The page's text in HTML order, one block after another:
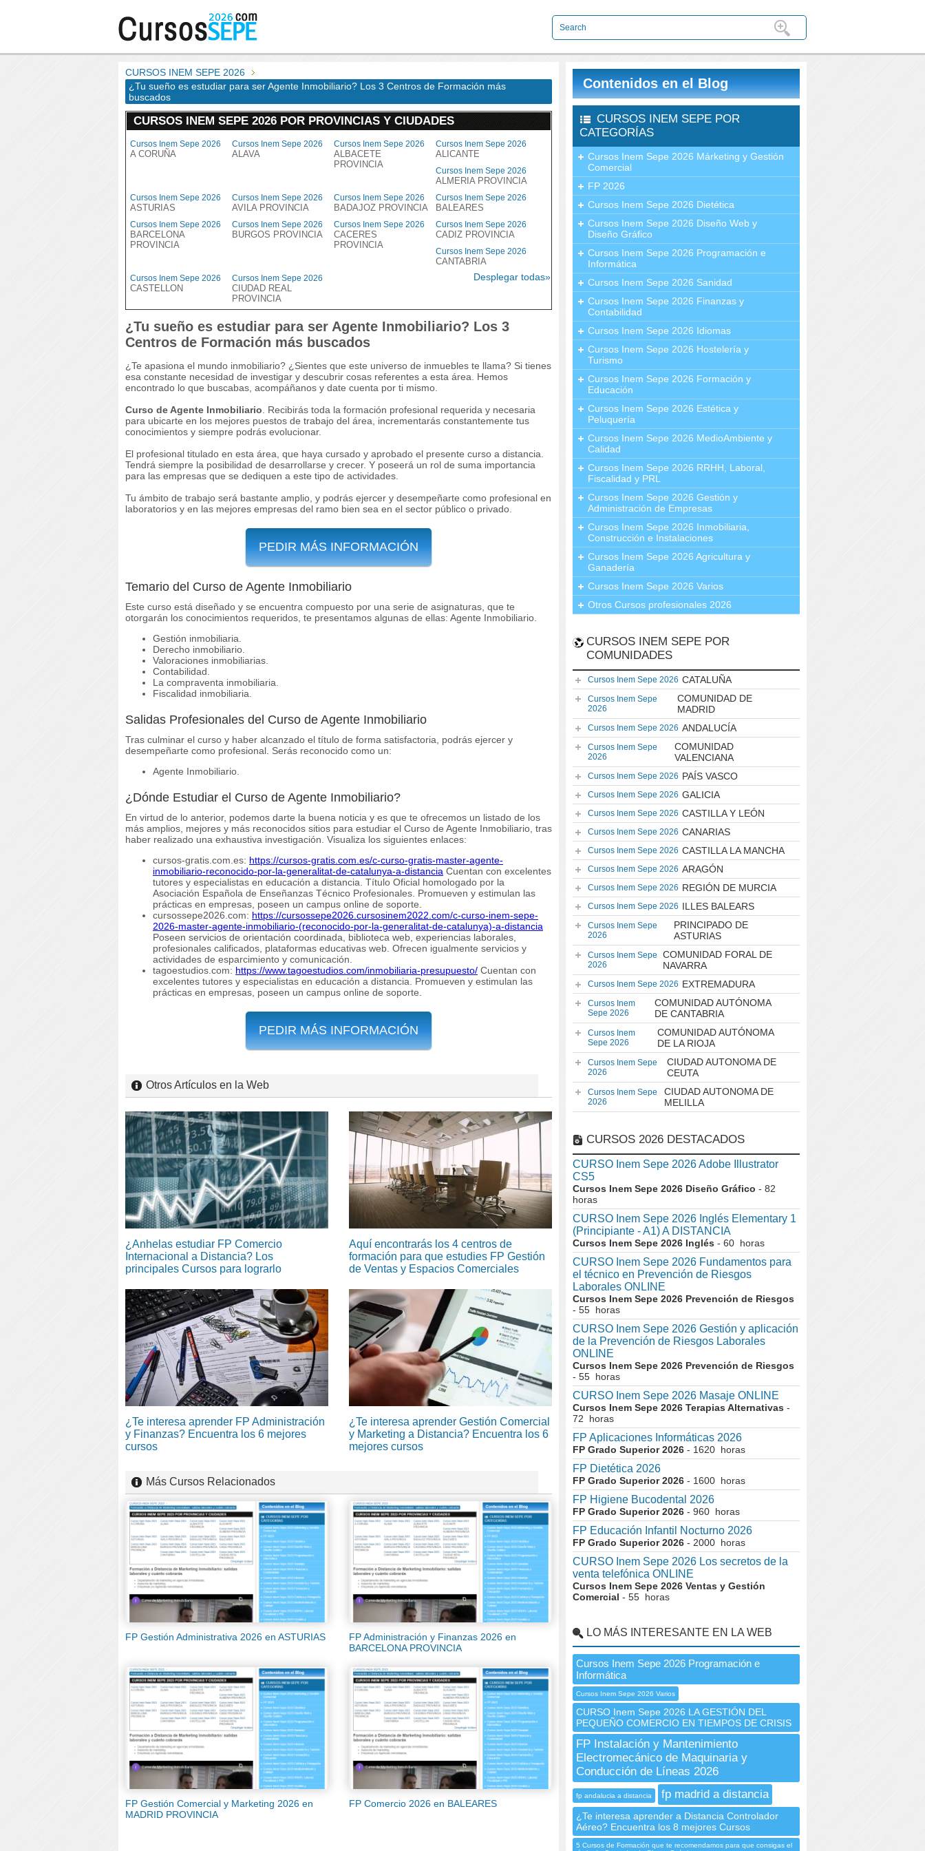
CURSOS INEM SEPE 2026
¿Tu sueño es estudiar para ser Agente Inmobiliario? Los 3 Centros de Formación más
buscados
CURSOS INEM SEPE 2026 POR PROVINCIAS Y CIUDADES
Cursos Inem Sepe 2026
A CORUÑA
Cursos Inem Sepe 2026
ALAVA
Cursos Inem Sepe 2026
ALBACETE
PROVINCIA
Cursos Inem Sepe 2026
ALICANTE
Cursos Inem Sepe 2026
ALMERIA PROVINCIA
Cursos Inem Sepe 2026
ASTURIAS
Cursos Inem Sepe 2026
AVILA PROVINCIA
Cursos Inem Sepe 2026
BADAJOZ PROVINCIA
Cursos Inem Sepe 2026
BALEARES
Cursos Inem Sepe 2026
BARCELONA
PROVINCIA
Cursos Inem Sepe 2026
BURGOS PROVINCIA
Cursos Inem Sepe 2026
CACERES
PROVINCIA
Cursos Inem Sepe 2026
CADIZ PROVINCIA
Cursos Inem Sepe 2026
CANTABRIA
Cursos Inem Sepe 2026
CASTELLON
Cursos Inem Sepe 2026
CIUDAD REAL
PROVINCIA
Desplegar todas»
¿Tu sueño es estudiar para ser Agente Inmobiliario? Los 3
Centros de Formación más buscados
¿Te apasiona el mundo inmobiliario? ¿Sientes que este universo de inmuebles te llama? Si tienes
esa constante necesidad de investigar y descubrir cosas referentes a esta área. Hemos
encontrado lo que buscabas, acompáñanos y date cuenta por ti mismo.
Curso de Agente Inmobiliario . Recibirás toda la formación profesional requerida y necesaria
para ubicarte en los mejores puestos de trabajo del área, incrementarás constantemente tus
conocimientos y siempre podrás evolucionar.
El profesional titulado en esta área, que haya cursado y aprobado el presente curso a distancia.
Tendrá siempre la posibilidad de desarrollarse y crecer. Y poseerá un rol de suma importancia
para las empresas que se dediquen a este tipo de actividades.
Tu ámbito de trabajo será bastante amplio, y podrás ejercer y desempeñarte como profesional en
laboratorios y en las mejores empresas del ramo bien sea en el sector público o privado.
PEDIR MÁS INFORMACIÓN
Temario del Curso de Agente Inmobiliario
Este curso está diseñado y se encuentra compuesto por una serie de asignaturas, que te
otorgarán los conocimientos requeridos, te presentamos algunas de ellas: Agente Inmobiliario.
Gestión inmobiliaria.
Derecho inmobiliario.
Valoraciones inmobiliarias.
Contabilidad.
La compraventa inmobiliaria.
Fiscalidad inmobiliaria.
Salidas Profesionales del Curso de Agente Inmobiliario
Tras culminar el curso y haber alcanzado el título de forma satisfactoria, podrás ejercer y
desempeñarte como profesional. Serás reconocido como un:
Agente Inmobiliario.
¿Dónde Estudiar el Curso de Agente Inmobiliario?
En virtud de lo anterior, podemos darte la buena noticia y es que te ofrecemos un listado de los
más amplios, mejores y más reconocidos sitios para estudiar el Curso de Agente Inmobiliario, tras
haber realizado una exhaustiva investigación. Visualiza los siguientes enlaces:
cursos-gratis.com.es: https://cursos-gratis.com.es/c-curso-gratis-master-agente-
inmobiliario-reconocido-por-la-generalitat-de-catalunya-a-distancia Cuentan con excelentes
tutores y especialistas en educación a distancia. Título Oficial homologado por la
Asociación Española de Enseñanzas Técnico Profesionales. Promueven y estimulan las
prácticas en empresas, poseen un campus online de soporte.
cursossepe2026.com: https://cursossepe2026.cursosinem2022.com/c-curso-inem-sepe-
2026-master-agente-inmobiliario-(reconocido-por-la-generalitat-de-catalunya)-a-distancia
Poseen servicios de orientación coordinada, biblioteca web, experiencias laborales,
profesionales calificados, plataformas educativas web. Ofrecen igualmente servicios y
actividades de esparcimiento y comunicación.
tagoestudios.com: https://www.tagoestudios.com/inmobiliaria-presupuesto/ Cuentan con
excelentes tutores y especialistas en educación a distancia. Promueven y estimulan las
prácticas en empresas, poseen un campus online de soporte.
PEDIR MÁS INFORMACIÓN
Otros Artículos en la Web
¿Anhelas estudiar FP Comercio
Internacional a Distancia? Los
principales Cursos para lograrlo
Aquí encontrarás los 4 centros de
formación para que estudies FP Gestión
de Ventas y Espacios Comerciales
¿Te interesa aprender FP Administración
y Finanzas? Encuentra los 6 mejores
cursos
¿Te interesa aprender Gestión Comercial
y Marketing a Distancia? Encuentra los 6
mejores cursos
Más Cursos Relacionados
FP Gestión Administrativa 2026 en ASTURIAS
FP Administración y Finanzas 2026 en
BARCELONA PROVINCIA
FP Gestión Comercial y Marketing 2026 en
MADRID PROVINCIA
FP Comercio 2026 en BALEARES
Contenidos en el Blog
CURSOS INEM SEPE POR
CATEGORÍAS
Cursos Inem Sepe 2026 Márketing y Gestión
Comercial
FP 2026
Cursos Inem Sepe 2026 Dietética
Cursos Inem Sepe 2026 Diseño Web y
Diseño Gráfico
Cursos Inem Sepe 2026 Programación e
Informática
Cursos Inem Sepe 2026 Sanidad
Cursos Inem Sepe 2026 Finanzas y
Contabilidad
Cursos Inem Sepe 2026 Idiomas
Cursos Inem Sepe 2026 Hostelería y
Turismo
Cursos Inem Sepe 2026 Formación y
Educación
Cursos Inem Sepe 2026 Estética y
Peluquería
Cursos Inem Sepe 2026 MedioAmbiente y
Calidad
Cursos Inem Sepe 2026 RRHH, Laboral,
Fiscalidad y PRL
Cursos Inem Sepe 2026 Gestión y
Administración de Empresas
Cursos Inem Sepe 2026 Inmobiliaria,
Construcción e Instalaciones
Cursos Inem Sepe 2026 Agricultura y
Ganadería
Cursos Inem Sepe 2026 Varios
Otros Cursos profesionales 2026
CURSOS INEM SEPE POR
COMUNIDADES
Cursos Inem Sepe 2026 CATALUÑA
Cursos Inem Sepe
2026
COMUNIDAD DE
MADRID
Cursos Inem Sepe 2026 ANDALUCÍA
Cursos Inem Sepe
2026
COMUNIDAD
VALENCIANA
Cursos Inem Sepe 2026 PAÍS VASCO
Cursos Inem Sepe 2026 GALICIA
Cursos Inem Sepe 2026 CASTILLA Y LEÓN
Cursos Inem Sepe 2026 CANARIAS
Cursos Inem Sepe 2026 CASTILLA LA MANCHA
Cursos Inem Sepe 2026 ARAGÓN
Cursos Inem Sepe 2026 REGIÓN DE MURCIA
Cursos Inem Sepe 2026 ILLES BALEARS
Cursos Inem Sepe
2026
PRINCIPADO DE
ASTURIAS
Cursos Inem Sepe
2026
COMUNIDAD FORAL DE
NAVARRA
Cursos Inem Sepe 2026 EXTREMADURA
Cursos Inem
Sepe 2026
COMUNIDAD AUTÓNOMA
DE CANTABRIA
Cursos Inem
Sepe 2026
COMUNIDAD AUTÓNOMA
DE LA RIOJA
Cursos Inem Sepe
2026
CIUDAD AUTONOMA DE
CEUTA
Cursos Inem Sepe
2026
CIUDAD AUTONOMA DE
MELILLA
CURSOS 2026 DESTACADOS
CURSO Inem Sepe 2026 Adobe Illustrator
CS5
Cursos Inem Sepe 2026 Diseño Gráfico - 82
horas
CURSO Inem Sepe 2026 Inglés Elementary 1
(Principiante - A1) A DISTANCIA
Cursos Inem Sepe 2026 Inglés - 60 horas
CURSO Inem Sepe 2026 Fundamentos para
el técnico en Prevención de Riesgos
Laborales ONLINE
Cursos Inem Sepe 2026 Prevención de Riesgos
- 55 horas
CURSO Inem Sepe 2026 Gestión y aplicación
de la Prevención de Riesgos Laborales
ONLINE
Cursos Inem Sepe 2026 Prevención de Riesgos
- 55 horas
CURSO Inem Sepe 2026 Masaje ONLINE
Cursos Inem Sepe 2026 Terapias Alternativas -
72 horas
FP Aplicaciones Informáticas 2026
FP Grado Superior 2026 - 1620 horas
FP Dietética 2026
FP Grado Superior 2026 - 1600 horas
FP Higiene Bucodental 2026
FP Grado Superior 2026 - 960 horas
FP Educación Infantil Nocturno 2026
FP Grado Superior 2026 - 2000 horas
CURSO Inem Sepe 2026 Los secretos de la
venta telefónica ONLINE
Cursos Inem Sepe 2026 Ventas y Gestión
Comercial - 55 horas
LO MÁS INTERESANTE EN LA WEB
Cursos Inem Sepe 2026 Programación e
Informática
Cursos Inem Sepe 2026 Varios
CURSO Inem Sepe 2026 LA GESTIÓN DEL
PEQUEÑO COMERCIO EN TIEMPOS DE CRISIS
FP Instalación y Mantenimiento
Electromecánico de Maquinaria y
Conducción de Líneas 2026
fp andalucia a distancia fp madrid a distancia
¿Te interesa aprender a Distancia Controlador
Aéreo? Encuentra los 8 mejores Cursos
5 Cursos de Formación que te recomendamos para que consigas el